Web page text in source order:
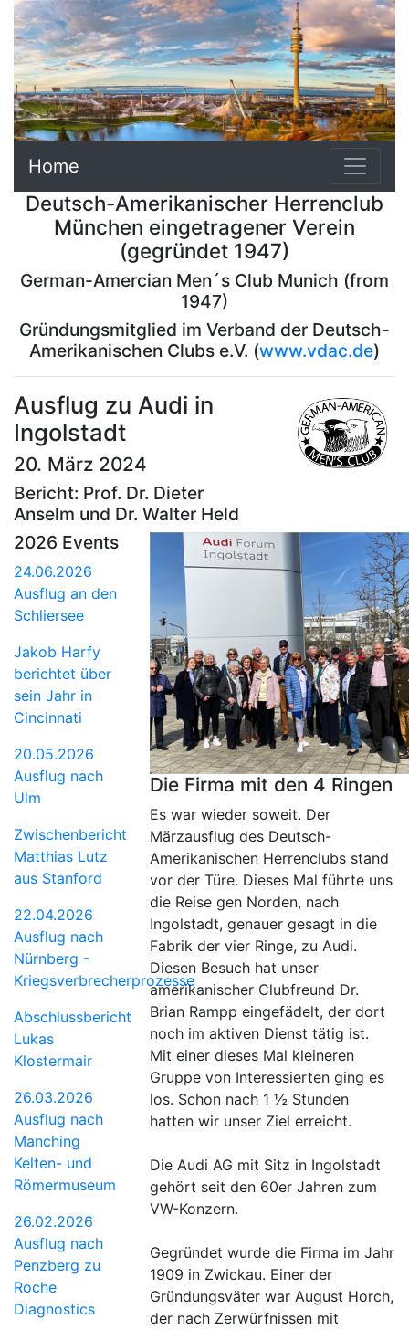
Home
Deutsch-Amerikanischer Herrenclub
München eingetragener Verein
(gegründet 1947)
German-Amercian Men´s Club Munich (from
1947)
Gründungsmitglied im Verband der Deutsch-
Amerikanischen Clubs e.V. (www.vdac.de)
Ausflug zu Audi in
Ingolstadt
20. März 2024
Bericht: Prof. Dr. Dieter
Anselm und Dr. Walter Held
2026 Events
24.06.2026
Ausflug an den
Schliersee
Jakob Harfy
berichtet über
sein Jahr in
Cincinnati
20.05.2026
Ausflug nach
Ulm
Zwischenbericht
Matthias Lutz
aus Stanford
22.04.2026
Ausflug nach
Nürnberg -
Kriegsverbrecherprozesse
Abschlussbericht
Lukas
Klostermair
26.03.2026
Ausflug nach
Manching
Kelten- und
Römermuseum
26.02.2026
Ausflug nach
Penzberg zu
Roche
Diagnostics
Die Firma mit den 4 Ringen
Es war wieder soweit. Der
Märzausflug des Deutsch-
Amerikanischen Herrenclubs stand
vor der Türe. Dieses Mal führte uns
die Reise gen Norden, nach
Ingolstadt, genauer gesagt in die
Fabrik der vier Ringe, zu Audi.
Diesen Besuch hat unser
amerikanischer Clubfreund Dr.
Brian Rampp eingefädelt, der dort
noch im aktiven Dienst tätig ist.
Mit einer dieses Mal kleineren
Gruppe von Interessierten ging es
los. Schon nach 1 ½ Stunden
hatten wir unser Ziel erreicht.
Die Audi AG mit Sitz in Ingolstadt
gehört seit den 60er Jahren zum
VW-Konzern.
Gegründet wurde die Firma im Jahr
1909 in Zwickau. Einer der
Gründungsväter war August Horch,
der nach Zerwürfnissen mit